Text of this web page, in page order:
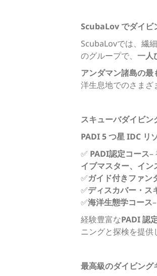
ScubaLov でダイビ
ScubaLovでは、繊
のグループで、 一人
アンダマン諸島の最
洋生息地でのさまざ
スキューバダイビン
PADI 5 つ星 IDC リ
✅ PADI認定コース–
イブマスター、イン
✅ガイド付きファン
✅ディスカバー・ス
✅海洋生態学コース
経験豊富なPADI 認
ニングと探検を提供
最高級のダイビング